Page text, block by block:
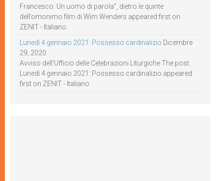
Francesco. Un uomo di parola”, dietro le quinte
dell’omonimo film di Wim Wenders appeared first on
ZENIT - Italiano.
Lunedì 4 gennaio 2021: Possesso cardinalizio Dicembre
29, 2020
Avviso dell’Ufficio delle Celebrazioni Liturgiche The post
Lunedì 4 gennaio 2021: Possesso cardinalizio appeared
first on ZENIT - Italiano.